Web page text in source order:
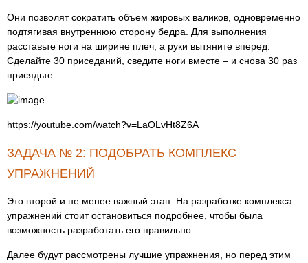
Они позволят сократить объем жировых валиков, одновременно
подтягивая внутреннюю сторону бедра. Для выполнения
расставьте ноги на ширине плеч, а руки вытяните вперед.
Сделайте 30 приседаний, сведите ноги вместе – и снова 30 раз
присядьте.
https://youtube.com/watch?v=LaOLvHt8Z6A
ЗАДАЧА № 2: ПОДОБРАТЬ КОМПЛЕКС
УПРАЖНЕНИЙ
Это второй и не менее важный этап. На разработке комплекса
упражнений стоит остановиться подробнее, чтобы была
возможность разработать его правильно
Далее будут рассмотрены лучшие упражнения, но перед этим